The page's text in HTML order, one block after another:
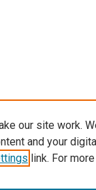
our site work.
and your
link. For